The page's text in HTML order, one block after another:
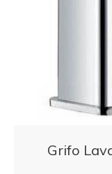
Grifo